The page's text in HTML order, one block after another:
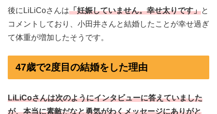
後にLiLiCoさんは「妊娠していません。幸せ太りです」と
コメントしており、小田井さんと結婚したことが幸せ過ぎ
て体重が増加したそうです。
47歳で2度目の結婚をした理由
LiLiCoさんは次のようにインタビューに答えていました
が、本当に素敵だなと勇気がわくメッセージにありがと